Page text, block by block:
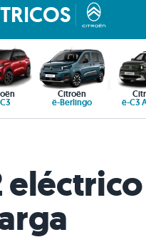
Citroën
ë-Berlingo ë-C3